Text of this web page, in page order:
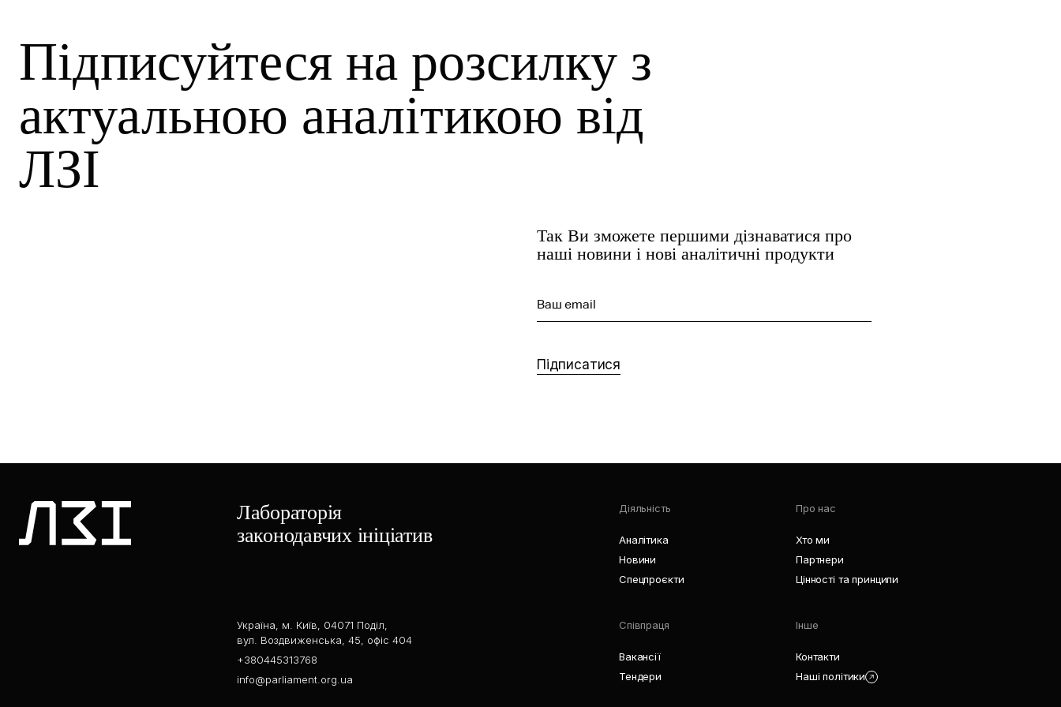
Підписуйтеся на розсилку з
актуальною аналітикою від
ЛЗІ
Так Ви зможете першими дізнаватися про
наші новини і нові аналітичні продукти
Ваш email
Підписатися
Лабораторія
законодавчих ініціатив
Україна, м. Київ, 04071 Поділ,
вул. Воздвиженська, 45, офіс 404
+380445313768
info@parliament.org.ua
Діяльність
Аналітика
Новини
Спецпроєкти
Про нас
Хто ми
Партнери
Цінності та принципи
Співпраця
Вакансії
Тендери
Інше
Контакти
Наші політики